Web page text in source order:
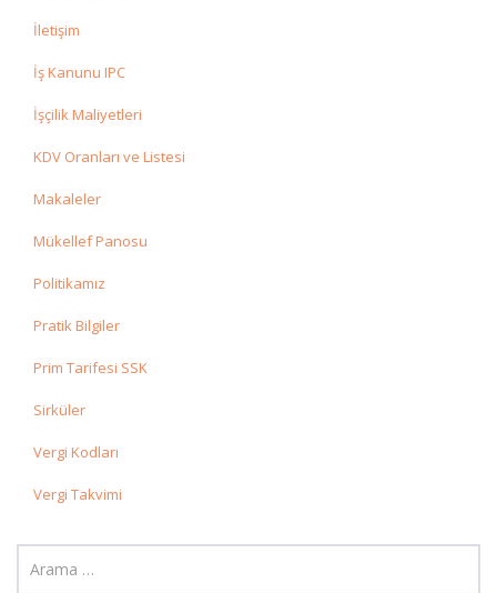
İletişim
İş Kanunu IPC
İşçilik Maliyetleri
KDV Oranları ve Listesi
Makaleler
Mükellef Panosu
Politikamız
Pratik Bilgiler
Prim Tarifesi SSK
Sirküler
Vergi Kodları
Vergi Takvimi